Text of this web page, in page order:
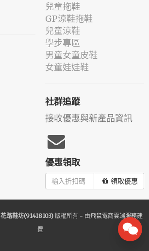
兒童拖鞋
GP涼鞋拖鞋
兒童涼鞋
學步專區
男童女童皮鞋
女童娃娃鞋
社群追蹤
接收優惠與新產品資訊
優惠領取
領取優惠
花路鞋坊(91418103) 版權所有 - 由飛鼠電商雲端服務建
置